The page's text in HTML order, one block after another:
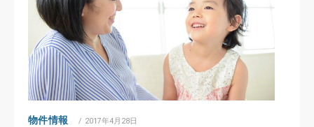
物件情報
POSTED
2017年4月28日